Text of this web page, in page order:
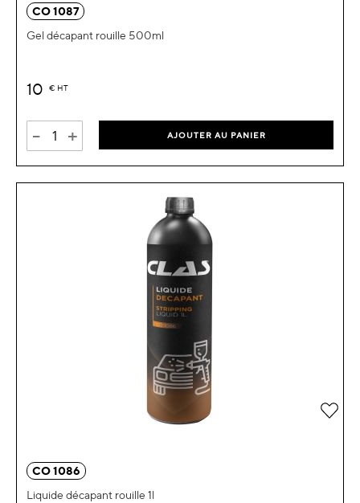
CO 1087
Gel décapant rouille 500ml
10 € HT
- + AJOUTER AU PANIER
CO 1086
Liquide décapant rouille 1l